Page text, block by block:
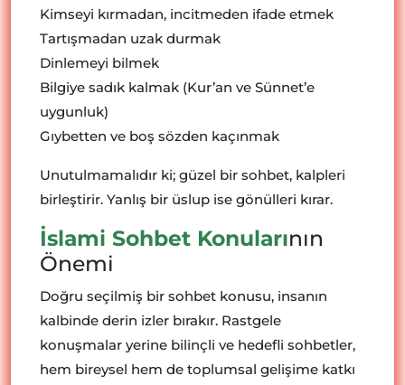
Kimseyi kırmadan, incitmeden ifade etmek
Tartışmadan uzak durmak
Dinlemeyi bilmek
Bilgiye sadık kalmak (Kur’an ve Sünnet’e
uygunluk)
Gıybetten ve boş sözden kaçınmak
Unutulmamalıdır ki; güzel bir sohbet, kalpleri
birleştirir. Yanlış bir üslup ise gönülleri kırar.
İslami Sohbet Konularının
Önemi
Doğru seçilmiş bir sohbet konusu, insanın
kalbinde derin izler bırakır. Rastgele
konuşmalar yerine bilinçli ve hedefli sohbetler,
hem bireysel hem de toplumsal gelişime katkı